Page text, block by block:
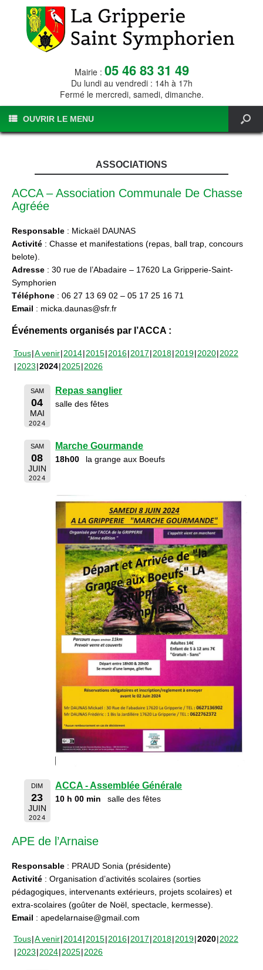
Mairie : 05 46 83 31 49
Du lundi au vendredi : 14h à 17h
Fermé le mercredi, samedi, dimanche.
OUVRIR LE MENU
ASSOCIATIONS
ACCA – Association Communale De Chasse
Agréée
Responsable : Mickaël DAUNAS
Activité : Chasse et manifestations (repas, ball trap, concours
belote).
Adresse : 30 rue de l’Abadaire – 17620 La Gripperie-Saint-
Symphorien
Téléphone : 06 27 13 69 02 – 05 17 25 16 71
Email : micka.daunas@sfr.fr
Événements organisés par l’ACCA :
Tous A venir 2014 2015 2016 2017 2018 2019 2020 2022
2023 2024 2025 2026
SAM
04
MAI
2024
Repas sanglier
salle des fêtes
SAM
08
JUIN
2024
Marche Gourmande
18h00 la grange aux Boeufs
DIM
23
JUIN
2024
ACCA - Assemblée Générale
10 h 00 min salle des fêtes
APE de l’Arnaise
Responsable : PRAUD Sonia (présidente)
Activité : Organisation d’activités scolaires (sorties
pédagogiques, intervenants extérieurs, projets scolaires) et
extra-scolaires (goûter de Noël, spectacle, kermesse).
Email : apedelarnaise@gmail.com
Tous A venir 2014 2015 2016 2017 2018 2019 2020 2022
2023 2024 2025 2026